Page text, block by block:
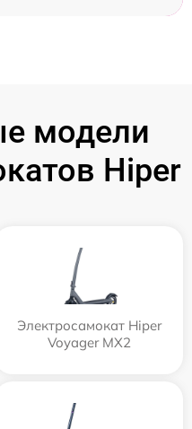
модели
Hiper
Электросамокат Hiper
Voyager MX2